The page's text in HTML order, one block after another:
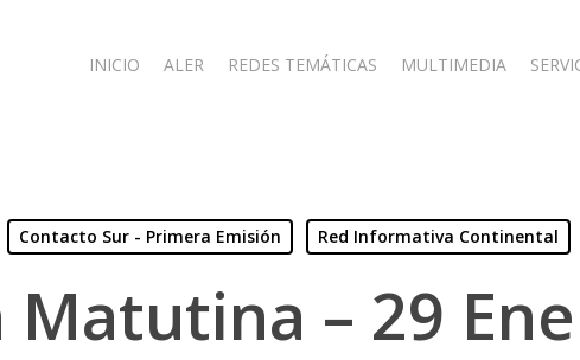
INICIO ALER REDES TEMÁTICAS MULTIMEDIA
Contacto Sur - Primera Emisión Red Informativa Continental
Matutina – 29